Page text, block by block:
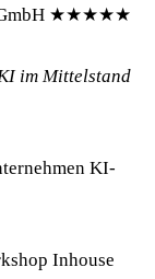
★★★★★
im Mittelstand
KI-
Inhouse